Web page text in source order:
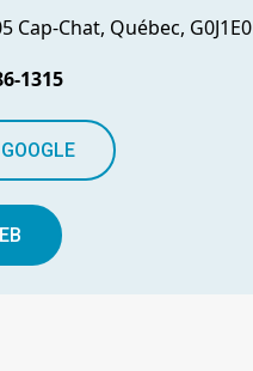
Cap-Chat, Québec, G0J1E0
1315